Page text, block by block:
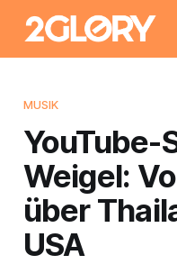
MUSIK
YouTube-
Weigel:
über
USA